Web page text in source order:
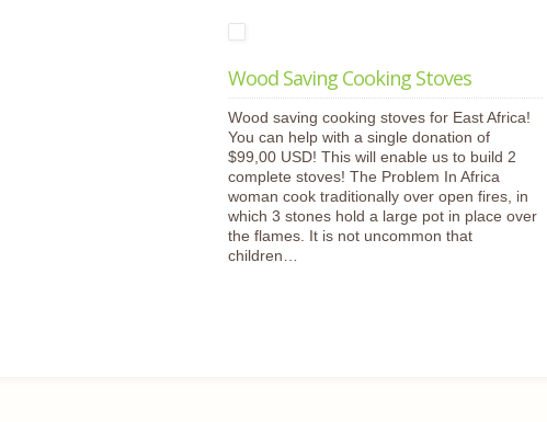
Wood Saving Cooking Stoves
Wood saving cooking stoves for East Africa!
You can help with a single donation of
$99,00 USD! This will enable us to build 2
complete stoves! The Problem In Africa
woman cook traditionally over open fires, in
which 3 stones hold a large pot in place over
the flames. It is not uncommon that
children…